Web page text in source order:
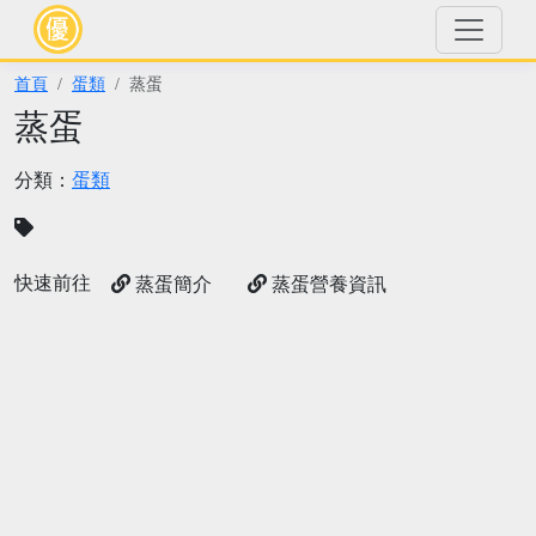
首頁 蛋類 蒸蛋
蒸蛋
分類： 蛋類
快速前往 蒸蛋簡介 蒸蛋營養資訊